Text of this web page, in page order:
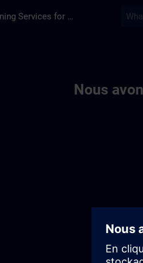
Training Services for Digital Industries
Nous